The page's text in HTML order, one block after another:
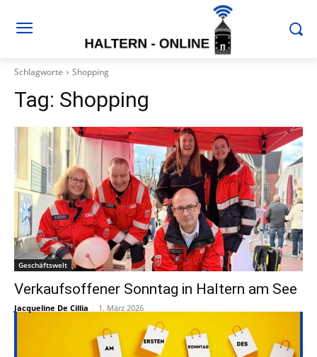
Schlagworte Shopping
Tag: Shopping
Geschäftswelt
Verkaufsoffener Sonntag in Haltern am See
Jacqueline De Cillia - 1. März 2026